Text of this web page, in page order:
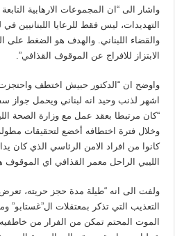
واشار الى “ان المجموعات الارهابية
التهديدات، ليس فقط للرعايا اللبنانيين في
والقضاء اللبناني. والهدف هو الضغط على
الابتزاز للافراج عن الموقوف القذافي”.
واوضح ان “الدكتور حبيش اختطف واحتجزت
اشهر لذنب وحيد انه لبناني ويحمل جواز
“كان مرتبطا بعقد عمل مع وزارة الصحة
وخلال فترة اختطافه أخضع لتحقيقات
كانوا من افراد الامن الرئاسي الذي كان
الليبي الراحل معمر القذافي اي الموقوف
ولفت الى انه “طيلة مدة حجز حريته،
التعذيب التي تذكر بمعتقلات ال”غستابو”
الموت المحتم تمكن من الفرار من